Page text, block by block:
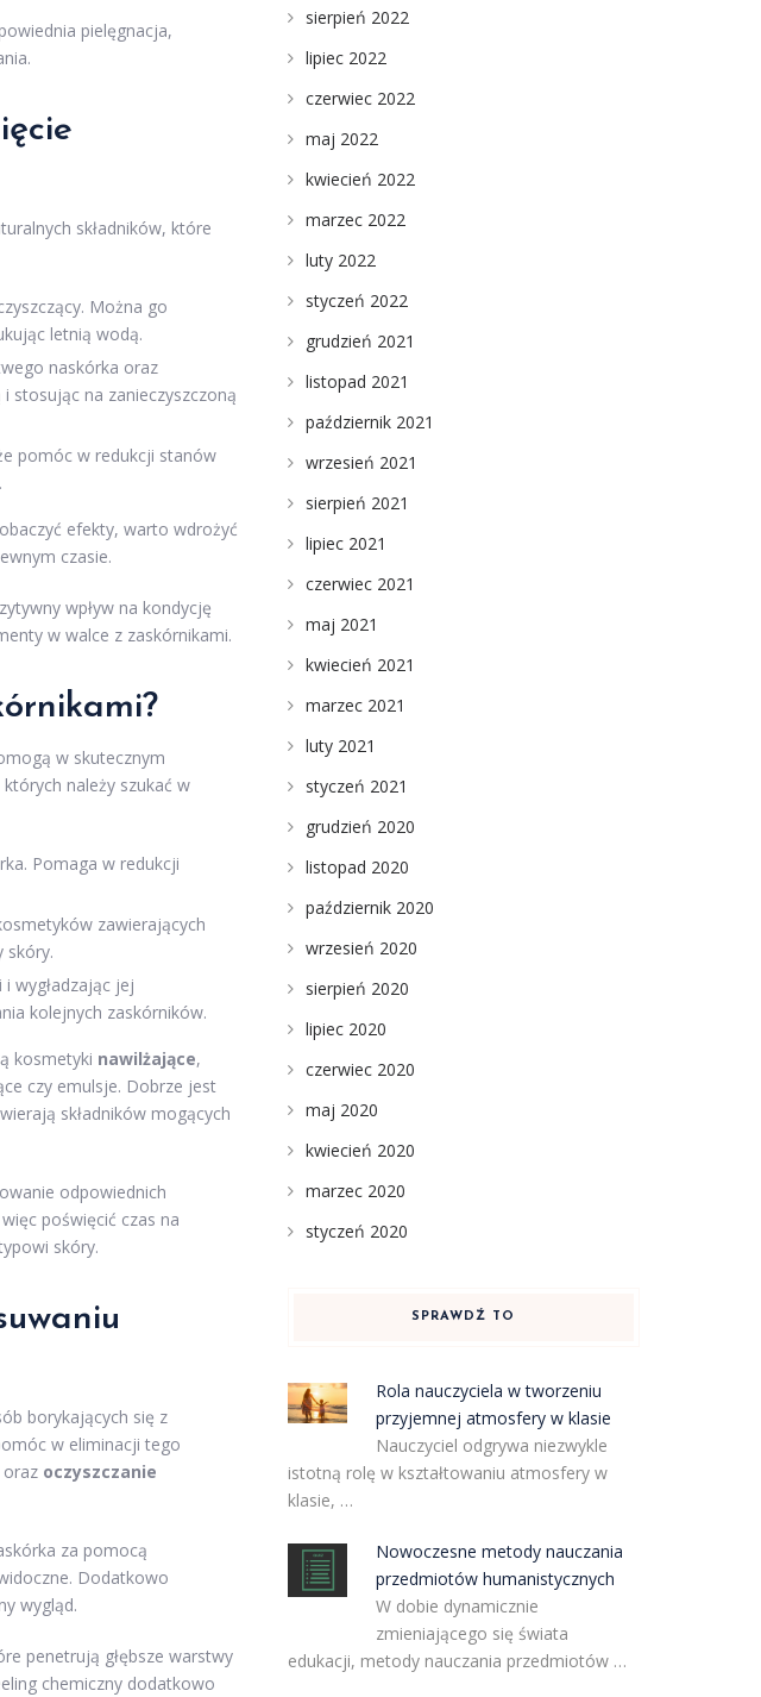
pielęgnacja,
składników, które
Można go
letnią wodą.
naskórka oraz
stosując na zanieczyszczoną
pomóc w redukcji stanów
efekty, warto wdrożyć
czasie.
wpływ na kondycję
w walce z zaskórnikami.
w skutecznym
należy szukać w
Pomaga w redukcji
zawierających
skóry.
wygładzając jej
kolejnych zaskórników.
kosmetyki nawilżające,
czy emulsje. Dobrze jest
składników mogących
odpowiednich
poświęcić czas na
skóry.
borykających się z
w eliminacji tego
oraz oczyszczanie
za pomocą
Dodatkowo
wygląd.
penetrują głębsze warstwy
chemiczny dodatkowo
sierpień 2022
lipiec 2022
czerwiec 2022
maj 2022
kwiecień 2022
marzec 2022
luty 2022
styczeń 2022
grudzień 2021
listopad 2021
październik 2021
wrzesień 2021
sierpień 2021
lipiec 2021
czerwiec 2021
maj 2021
kwiecień 2021
marzec 2021
luty 2021
styczeń 2021
grudzień 2020
listopad 2020
październik 2020
wrzesień 2020
sierpień 2020
lipiec 2020
czerwiec 2020
maj 2020
kwiecień 2020
marzec 2020
styczeń 2020
SPRAWDŹ TO
Rola nauczyciela w tworzeniu
przyjemnej atmosfery w klasie
Nauczyciel odgrywa niezwykle
istotną rolę w kształtowaniu atmosfery w
klasie, …
Nowoczesne metody nauczania
przedmiotów humanistycznych
W dobie dynamicznie
zmieniającego się świata
edukacji, metody nauczania przedmiotów …